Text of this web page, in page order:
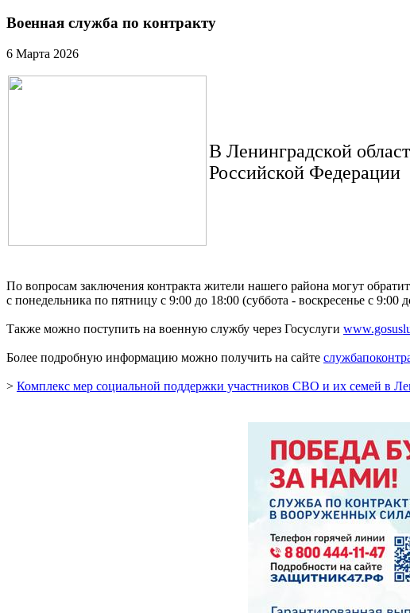
Военная служба по контракту
6 Марта 2026
В Ленинградской
Российской Федерации
По вопросам заключения контракта жители нашего района могут
с понедельника по пятницу с 9:00 до 18:00 (суббота - воскресенье с 9:00
Также можно поступить на военную службу через Госуслуги
Более подробную информацию можно получить на сайте
> Комплекс мер социальной поддержки участников СВО и их семей в